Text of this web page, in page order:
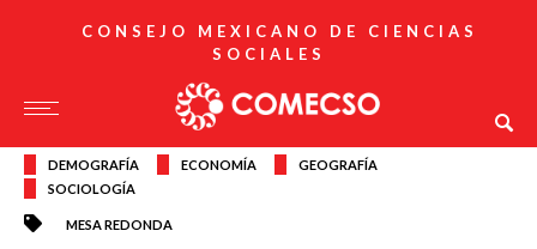
CONSEJO MEXICANO DE CIENCIAS
SOCIALES
DEMOGRAFÍA ECONOMÍA
GEOGRAFÍA
SOCIOLOGÍA
MESA REDONDA